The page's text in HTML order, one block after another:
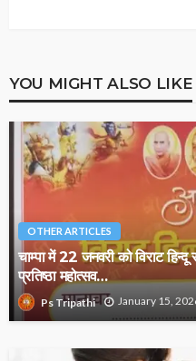
YOU MIGHT ALSO LIKE
OTHER ARTICLES
चाम्पा में 22 जनवरी को विराट
प्रतिष्ठा महोत्सव…
Ps Tripathi January 15,